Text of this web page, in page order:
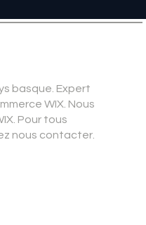
basque. Expert
WIX. Nous
Pour tous
nous contacter.